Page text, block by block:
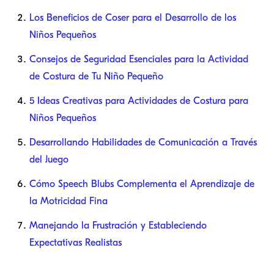
Los Beneficios de Coser para el Desarrollo de los
Niños Pequeños
Consejos de Seguridad Esenciales para la Actividad
de Costura de Tu Niño Pequeño
5 Ideas Creativas para Actividades de Costura para
Niños Pequeños
Desarrollando Habilidades de Comunicación a Través
del Juego
Cómo Speech Blubs Complementa el Aprendizaje de
la Motricidad Fina
Manejando la Frustración y Estableciendo
Expectativas Realistas